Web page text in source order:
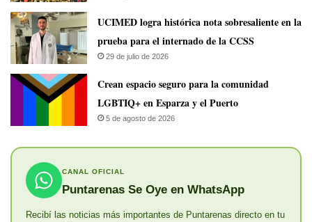
UCIMED logra histórica nota sobresaliente en la
prueba para el internado de la CCSS
29 de julio de 2026
Crean espacio seguro para la comunidad
LGBTIQ+ en Esparza y el Puerto
5 de agosto de 2026
CANAL OFICIAL
Puntarenas Se Oye en WhatsApp
Recibí las noticias más importantes de Puntarenas directo en tu